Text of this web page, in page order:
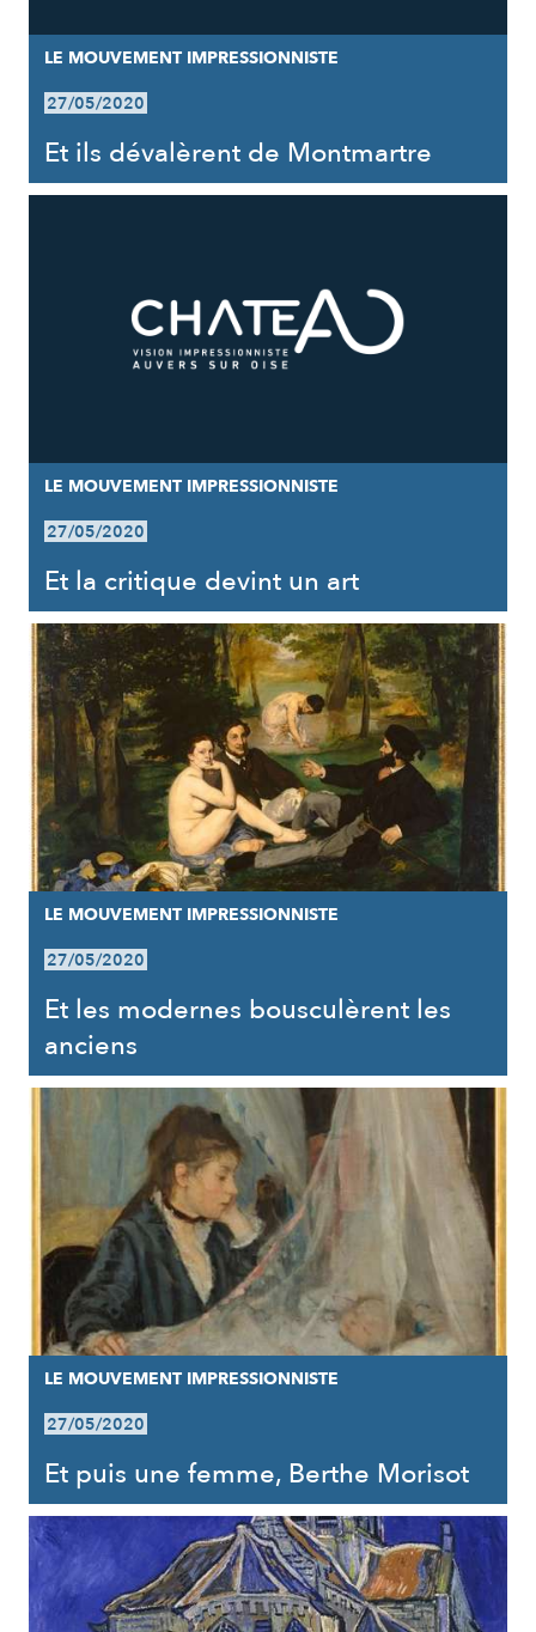
LE MOUVEMENT IMPRESSIONNISTE
27/05/2020
Et ils dévalèrent de Montmartre
LE MOUVEMENT IMPRESSIONNISTE
27/05/2020
Et la critique devint un art
LE MOUVEMENT IMPRESSIONNISTE
27/05/2020
Et les modernes bousculèrent les
anciens
LE MOUVEMENT IMPRESSIONNISTE
27/05/2020
Et puis une femme, Berthe Morisot